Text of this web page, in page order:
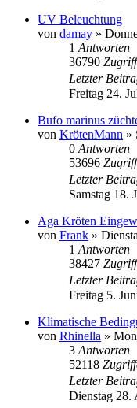
UV Beleuchtung
von damay »
1 Antworten
36790
Letzter
Freitag 24.
Bufo marinus
von KrötenMann »
0 Antworten
53696
Letzter
Samstag 18.
Aga Kröten
von Frank »
1 Antworten
38427
Letzter
Freitag 5.
Klimatische
von Rhinella »
3 Antworten
52118
Letzter
Dienstag 28.